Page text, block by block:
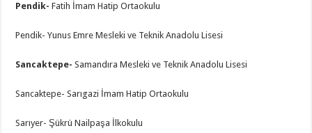
Pendik-Fatih İmam Hatip Ortaokulu
Pendik- Yunus Emre Mesleki ve Teknik Anadolu Lisesi
Sancaktepe-Samandıra Mesleki ve Teknik Anadolu Lisesi
Sancaktepe- Sarıgazi İmam Hatip Ortaokulu
Sarıyer- Şükrü Nailpaşa İlkokulu